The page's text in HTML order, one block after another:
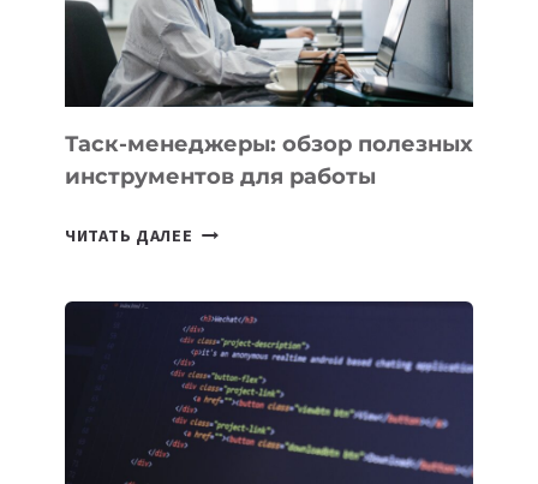
ЕМУ
МОЖНО
ПОРУЧИТЬ
УЖЕ
СЕГОДНЯ
Таск-менеджеры: обзор полезных
инструментов для работы
ЧИТАТЬ ДАЛЕЕ ТАСК-
ПОЛЕЗНЫХ
ИНСТРУМЕНТОВ
ДЛЯ
РАБОТЫ